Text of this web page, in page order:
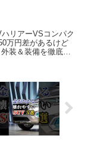
リアーVSコンパク
万円差があるけど
装＆装備を徹底比